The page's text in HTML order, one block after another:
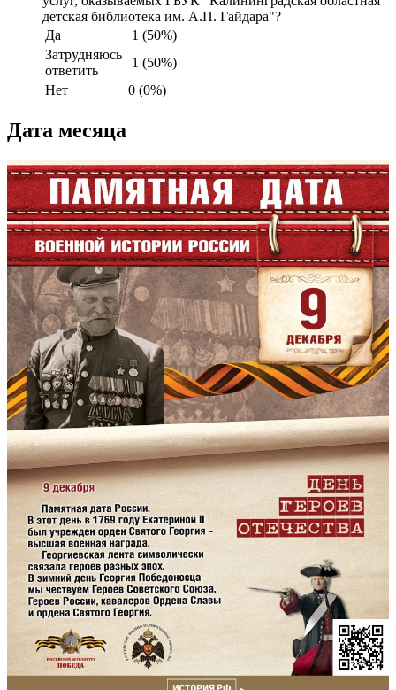
детская библиотека им. А.П. Гайдара"?
Да
1 (50%)
Затрудняюсь
ответить
1 (50%)
Нет
0 (0%)
Дата месяца